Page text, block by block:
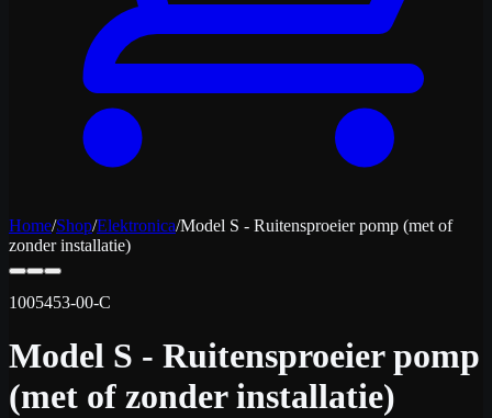
Home/Shop/Elektronica/Model S - Ruitensproeier pomp (met of
zonder installatie)
1005453-00-C
Model S - Ruitensproeier pomp
(met of zonder installatie)